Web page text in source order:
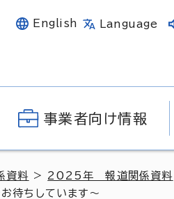
English Language
事業者向け情報
資料 > 2025年 報道関係資料
待ちしています～